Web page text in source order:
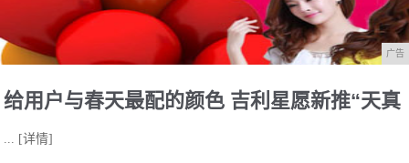
广告
给用户与春天最配的颜色 吉利星愿新推“天真
... [详情]